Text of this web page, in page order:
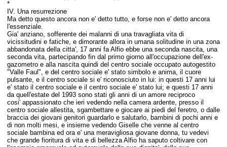
*
IV. Una resurrezione
Ma detto questo ancora non e' detto tutto, e forse non e' detto ancora
l'essenziale.
Gia' anziano, sofferente dei malanni di una travagliata vita di
vicissitudini e fatiche, e dimorante allora in umana solitudine in una zona
abbandonata della citta', 17 anni fa Alfio ebbe una seconda nascita, una
seconda vita, partecipando fin dal primo giorno all'occupazione dell'ex-
gazometro e alla nascita quindi del centro sociale occupato autogestito
"Valle Faul", e del centro sociale e' stato simbolo e anima, il cuore
pulsante, e il centro sociale si e' riconosciuto in lui: in questi 17 anni lui
e' stato il centro sociale e il centro sociale e' stato lui; e questi 17 anni
da quell'estate del 1993 sono stati gli anni di un amore reciproco
cosi' appassionato che ieri vedendo nella camera ardente, presso il
centro sociale allestita, sgambettare e giocare ai piedi del feretro, o dalle
braccia dei giovani genitori guardarlo e salutarlo, bambini di pochi anni e
di non molti mesi, e insieme vedendo Giselle che venne al centro
sociale bambina ed ora e' una meravigliosa giovane donna, tu vedevi
che grande fioritura di vita e di bellezza Alfio ha saputo coltivare con